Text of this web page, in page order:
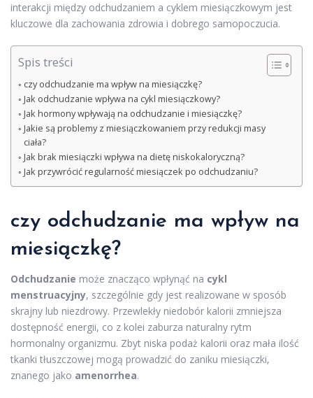
interakcji między odchudzaniem a cyklem miesiączkowym jest
kluczowe dla zachowania zdrowia i dobrego samopoczucia.
Spis treści
czy odchudzanie ma wpływ na miesiączkę?
Jak odchudzanie wpływa na cykl miesiączkowy?
Jak hormony wpływają na odchudzanie i miesiączkę?
Jakie są problemy z miesiączkowaniem przy redukcji masy
ciała?
Jak brak miesiączki wpływa na dietę niskokaloryczną?
Jak przywrócić regularność miesiączek po odchudzaniu?
czy odchudzanie ma wpływ na
miesiączkę?
Odchudzanie może znacząco wpłynąć na cykl
menstruacyjny, szczególnie gdy jest realizowane w sposób
skrajny lub niezdrowy. Przewlekły niedobór kalorii zmniejsza
dostępność energii, co z kolei zaburza naturalny rytm
hormonalny organizmu. Zbyt niska podaż kalorii oraz mała ilość
tkanki tłuszczowej mogą prowadzić do zaniku miesiączki,
znanego jako amenorrhea.